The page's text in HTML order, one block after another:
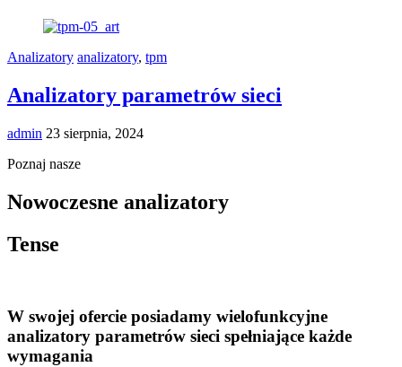
Analizatory analizatory, tpm
Analizatory parametrów sieci
admin 23 sierpnia, 2024
Poznaj nasze
Nowoczesne analizatory
Tense
W swojej ofercie posiadamy wielofunkcyjne
analizatory parametrów sieci spełniające każde
wymagania